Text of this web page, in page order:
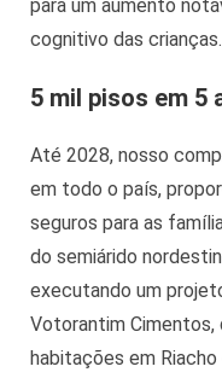
para um aumento
cognitivo das crianças.
5 mil pisos em 5
Até 2028, nosso
em todo o país,
seguros para as
do semiárido
executando um
Votorantim Cimentos,
habitações em